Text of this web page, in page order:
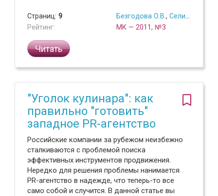
Страниц: 9
Рейтинг:
Безгодова О.В. , Селиванова В.Ю.
МК — 2011, №3
Читать
"Уголок кулинара": как
правильно "готовить"
западное PR-агентство
Российские компании за рубежом неизбежно
сталкиваются с проблемой поиска
эффективных инструментов продвижения.
Нередко для решения проблемы нанимается
PR-агентство в надежде, что теперь-то все
само собой и случится. В данной статье вы